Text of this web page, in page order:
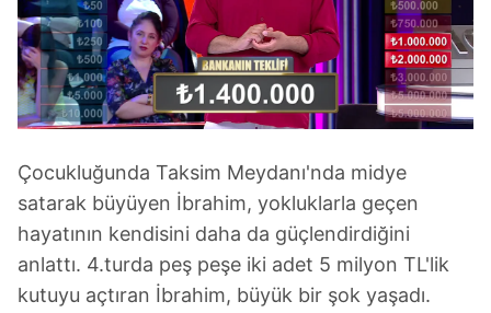
Çocukluğunda Taksim Meydanı'nda midye
satarak büyüyen İbrahim, yokluklarla geçen
hayatının kendisini daha da güçlendirdiğini
anlattı. 4.turda peş peşe iki adet 5 milyon TL'lik
kutuyu açtıran İbrahim, büyük bir şok yaşadı.